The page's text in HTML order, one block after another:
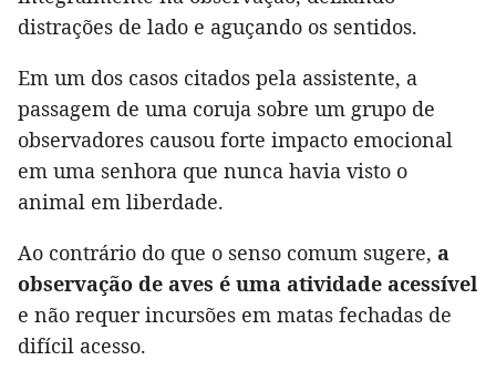
distrações de lado e aguçando os sentidos.
Em um dos casos citados pela assistente, a
passagem de uma coruja sobre um grupo de
observadores causou forte impacto emocional
em uma senhora que nunca havia visto o
animal em liberdade.
Ao contrário do que o senso comum sugere, a
observação de aves é uma atividade acessível
e não requer incursões em matas fechadas de
difícil acesso.